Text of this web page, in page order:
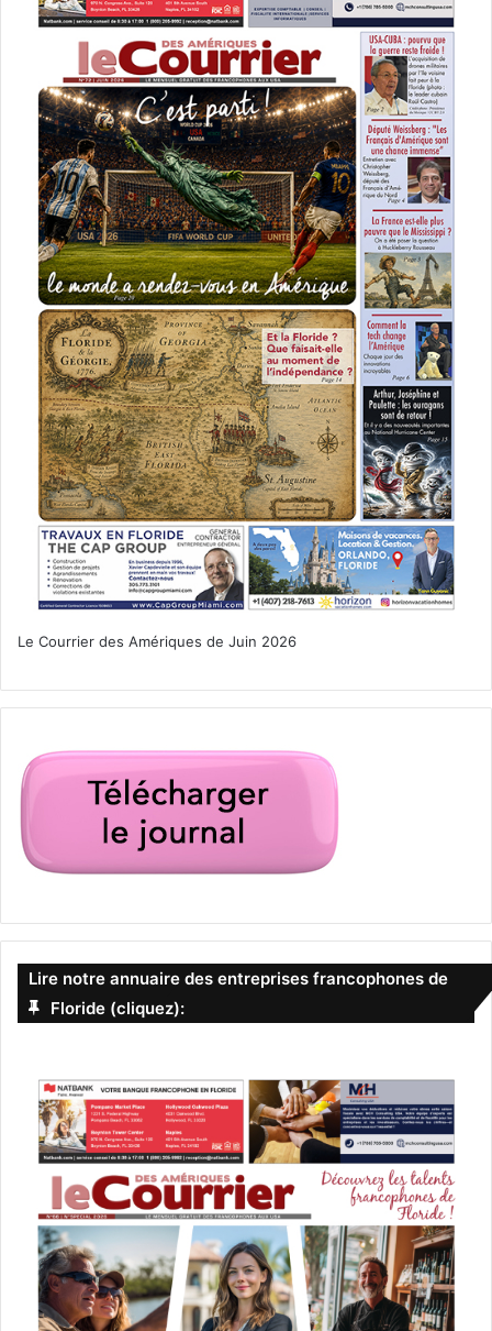
Le Courrier des Amériques de Juin 2026
Lire notre annuaire des entreprises francophones de
Floride (cliquez):